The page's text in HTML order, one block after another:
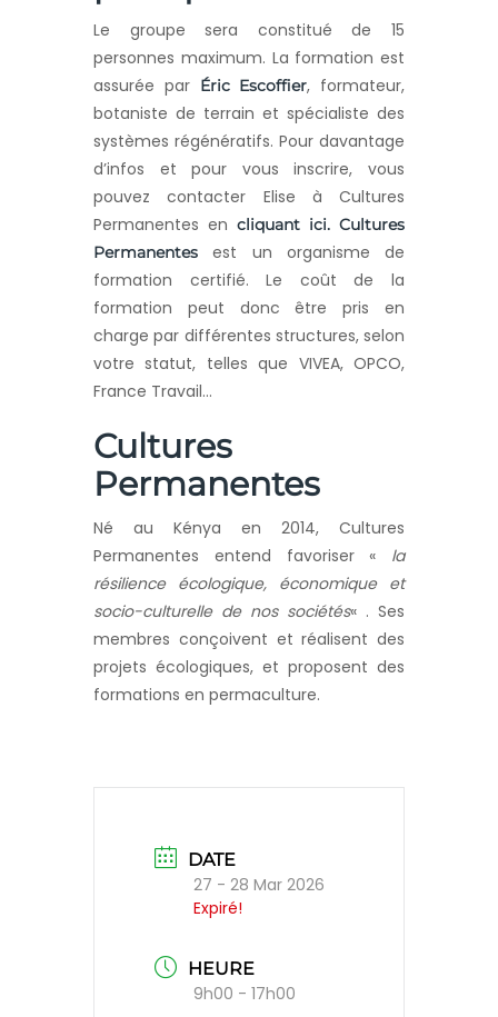
Le groupe sera constitué de 15
personnes maximum. La formation est
assurée par Éric Escoffier, formateur,
botaniste de terrain et spécialiste des
systèmes régénératifs. Pour davantage
d’infos et pour vous inscrire, vous
pouvez contacter Elise à Cultures
Permanentes en cliquant ici. Cultures
Permanentes est un organisme de
formation certifié. Le coût de la
formation peut donc être pris en
charge par différentes structures, selon
votre statut, telles que VIVEA, OPCO,
France Travail…
Cultures
Permanentes
Né au Kénya en 2014, Cultures
Permanentes entend favoriser « la
résilience écologique, économique et
socio-culturelle de nos sociétés« . Ses
membres conçoivent et réalisent des
projets écologiques, et proposent des
formations en permaculture.
DATE
27 - 28 Mar 2026
Expiré!
HEURE
9h00 - 17h00